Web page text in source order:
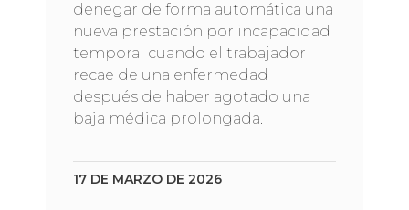
denegar de forma automática una
nueva prestación por incapacidad
temporal cuando el trabajador
recae de una enfermedad
después de haber agotado una
baja médica prolongada.
17 DE MARZO DE 2026